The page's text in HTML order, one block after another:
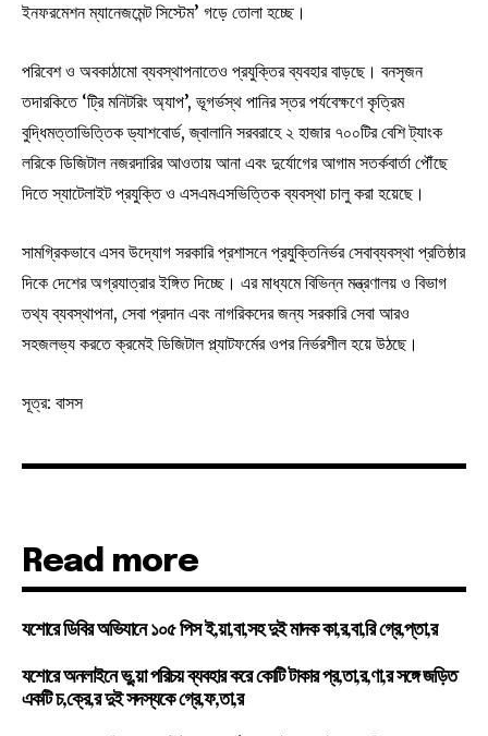
ইনফরমেশন ম্যানেজমেন্ট সিস্টেম’ গড়ে তোলা হচ্ছে।
পরিবেশ ও অবকাঠামো ব্যবস্থাপনাতেও প্রযুক্তির ব্যবহার বাড়ছে। বনসৃজন
তদারকিতে ‘ট্রি মনিটরিং অ্যাপ’, ভূগর্ভস্থ পানির স্তর পর্যবেক্ষণে কৃত্রিম
বুদ্ধিমত্তাভিত্তিক ড্যাশবোর্ড, জ্বালানি সরবরাহে ২ হাজার ৭০০টির বেশি ট্যাংক
লরিকে ডিজিটাল নজরদারির আওতায় আনা এবং দুর্যোগের আগাম সতর্কবার্তা পৌঁছে
দিতে স্যাটেলাইট প্রযুক্তি ও এসএমএসভিত্তিক ব্যবস্থা চালু করা হয়েছে।
সামগ্রিকভাবে এসব উদ্যোগ সরকারি প্রশাসনে প্রযুক্তিনির্ভর সেবাব্যবস্থা প্রতিষ্ঠার
দিকে দেশের অগ্রযাত্রার ইঙ্গিত দিচ্ছে। এর মাধ্যমে বিভিন্ন মন্ত্রণালয় ও বিভাগ
তথ্য ব্যবস্থাপনা, সেবা প্রদান এবং নাগরিকদের জন্য সরকারি সেবা আরও
সহজলভ্য করতে ক্রমেই ডিজিটাল প্ল্যাটফর্মের ওপর নির্ভরশীল হয়ে উঠছে।
সূত্র: বাসস
Read more
যশোরে ডিবির অভিযানে ১০৫ পিস ই,য়া,বা,সহ দুই মাদক কা,র,বা,রি গ্রে,প্তা,র
যশোরে অনলাইনে ভু,য়া পরিচয় ব্যবহার করে কোটি টাকার প্র,তা,র,ণা,র সঙ্গে জড়িত
একটি চ,ক্রে,র দুই সদস্যকে গ্রে,ফ,তা,র